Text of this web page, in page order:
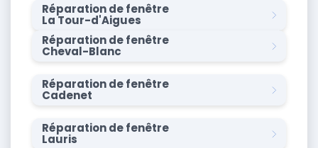
Réparation de fenêtre
La Tour-d'Aigues
Réparation de fenêtre
Cheval-Blanc
Réparation de fenêtre
Cadenet
Réparation de fenêtre
Lauris